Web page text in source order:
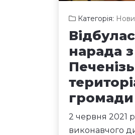
Категорія:
нарада
громади
2 червня 2021
виконавчого